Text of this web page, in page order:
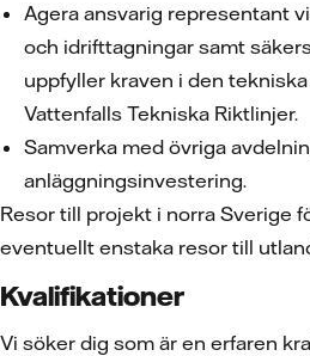
Agera ansvarig representant
och idrifttagningar samt
uppfyller kraven i den
Vattenfalls Tekniska Riktlinjer.
Samverka med övriga
anläggningsinvestering.
Resor till projekt i norra Sverige
eventuellt enstaka resor till
Kvalifikationer
Vi söker dig som är en erfaren